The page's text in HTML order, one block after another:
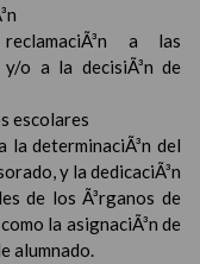
a las
o a la decisiÃ³n de
escolares
la determinaciÃ³n del
y la dedicaciÃ³n
de los Ã³rganos de
la asignaciÃ³n de
alumnado.